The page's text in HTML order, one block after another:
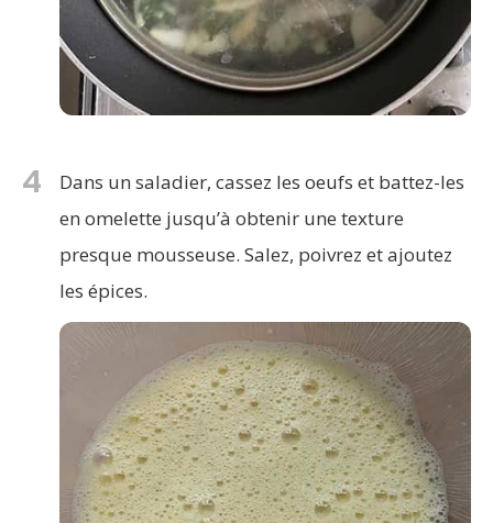
4
Dans un saladier, cassez les oeufs et battez-les
en omelette jusqu’à obtenir une texture
presque mousseuse. Salez, poivrez et ajoutez
les épices.